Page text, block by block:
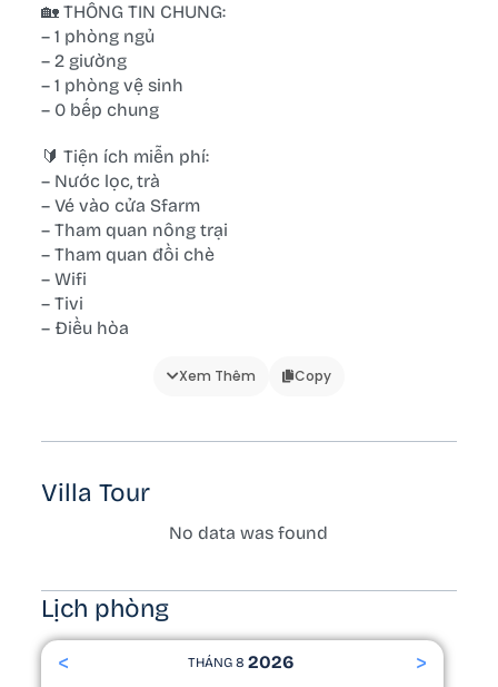
🏡 THÔNG TIN CHUNG:
– 1 phòng ngủ
– 2 giường
– 1 phòng vệ sinh
– 0 bếp chung
🔰 Tiện ích miễn phí:
– Nước lọc, trà
– Vé vào cửa Sfarm
– Tham quan nông trại
– Tham quan đồi chè
– Wifi
– Tivi
– Điều hòa
🔰 Phòng ngủ:
– View phòng ngủ
– Tủ quần áo
🔰 Phòng vệ sinh/tắm:
– Gương tắm
Xem Thêm Copy
Villa Tour
No data was found
Lịch phòng
< THÁNG 8 2026 >